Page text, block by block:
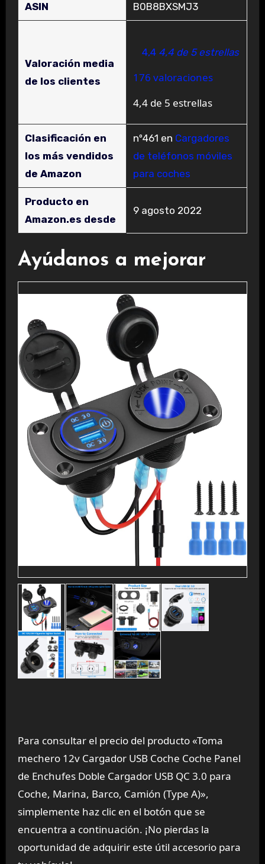
ASIN B0B8BXSMJ3
Valoración media
de los clientes
4,4 4,4 de 5 estrellas
176 valoraciones
4,4 de 5 estrellas
Clasificación en
los más vendidos
de Amazon
nº461 en Cargadores
de teléfonos móviles
para coches
Producto en
Amazon.es desde
9 agosto 2022
Ayúdanos a mejorar
Para consultar el precio del producto «Toma
mechero 12v Cargador USB Coche Coche Panel
de Enchufes Doble Cargador USB QC 3.0 para
Coche, Marina, Barco, Camión (Type A)»,
simplemente haz clic en el botón que se
encuentra a continuación. ¡No pierdas la
oportunidad de adquirir este útil accesorio para